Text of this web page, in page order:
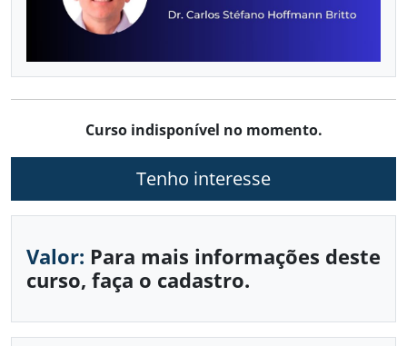
Curso indisponível no momento.
Tenho interesse
Valor: Para mais informações deste
curso, faça o cadastro.